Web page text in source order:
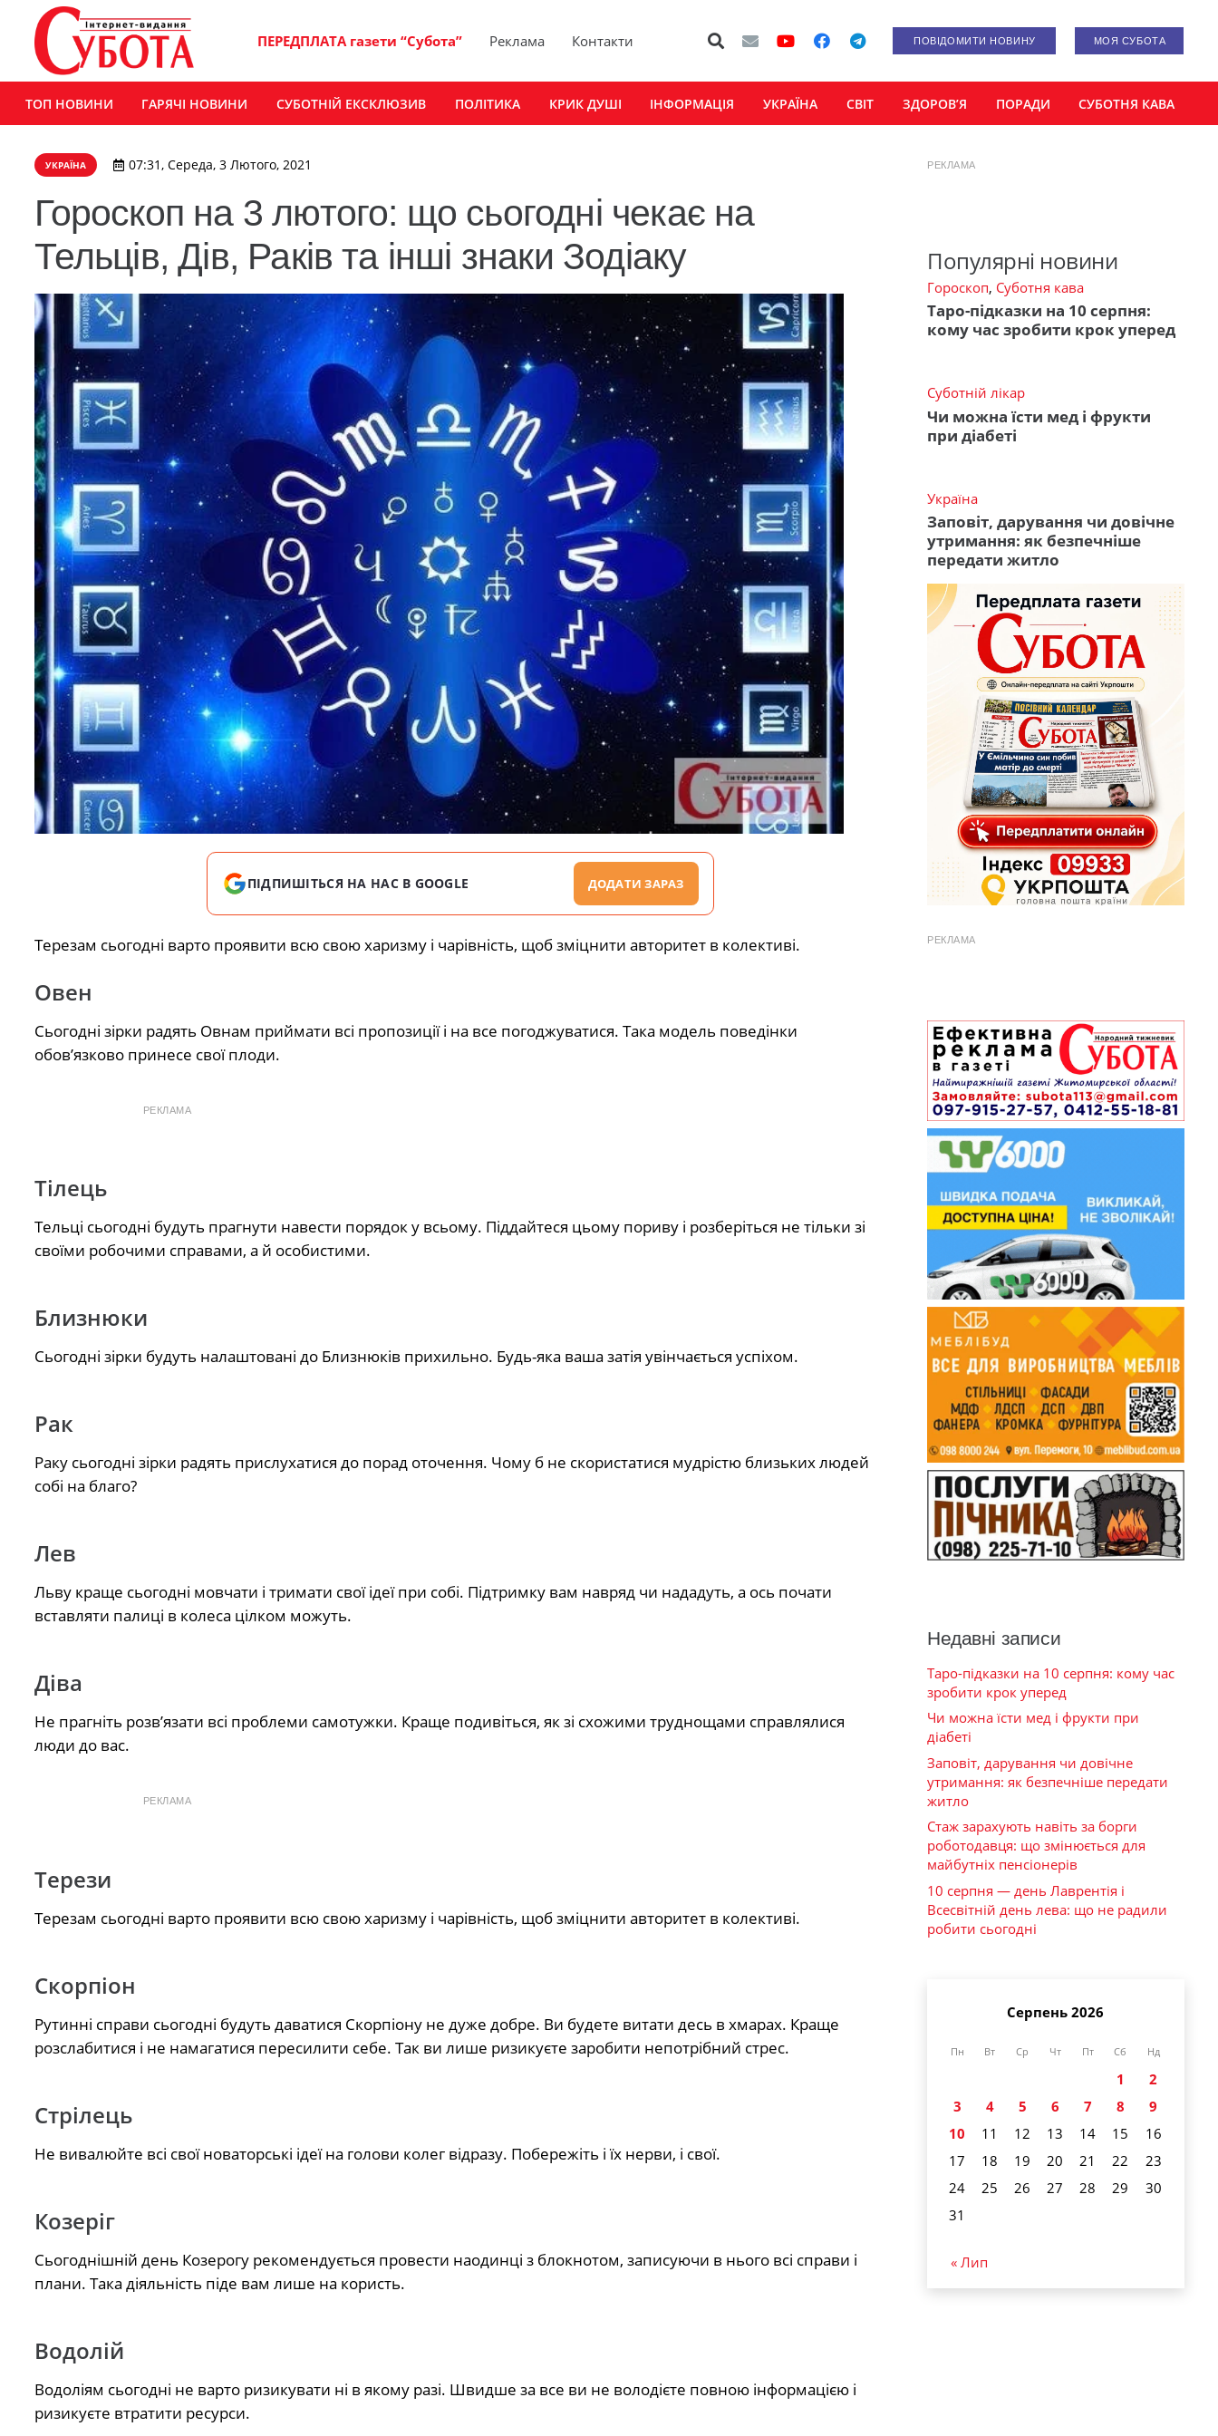
ПЕРЕДПЛАТА газети “Субота” Реклама Контакти ПОВІДОМИТИ НОВИНУ МОЯ СУБОТА
ТОП НОВИНИ ГАРЯЧІ НОВИНИ СУБОТНІЙ ЕКСКЛЮЗИВ ПОЛІТИКА КРИК ДУШІ ІНФОРМАЦІЯ УКРАЇНА СВІТ ЗДОРОВ’Я ПОРАДИ СУБОТНЯ КАВА
УКРАЇНА 07:31, Середа, 3 Лютого, 2021
Гороскоп на 3 лютого: що сьогодні чекає на
Тельців, Дів, Раків та інші знаки Зодіаку
ПІДПИШІТЬСЯ НА НАС В GOOGLE ДОДАТИ ЗАРАЗ
Терезам сьогодні варто проявити всю свою харизму і чарівність, щоб зміцнити авторитет в колективі.
Овен
Сьогодні зірки радять Овнам приймати всі пропозиції і на все погоджуватися. Така модель поведінки
обов’язково принесе свої плоди.
РЕКЛАМА
Тілець
Тельці сьогодні будуть прагнути навести порядок у всьому. Піддайтеся цьому пориву і розберіться не тільки зі
своїми робочими справами, а й особистими.
Близнюки
Сьогодні зірки будуть налаштовані до Близнюків прихильно. Будь-яка ваша затія увінчається успіхом.
Рак
Раку сьогодні зірки радять прислухатися до порад оточення. Чому б не скористатися мудрістю близьких людей
собі на благо?
Лев
Льву краще сьогодні мовчати і тримати свої ідеї при собі. Підтримку вам навряд чи нададуть, а ось почати
вставляти палиці в колеса цілком можуть.
Діва
Не прагніть розв’язати всі проблеми самотужки. Краще подивіться, як зі схожими труднощами справлялися
люди до вас.
РЕКЛАМА
Терези
Терезам сьогодні варто проявити всю свою харизму і чарівність, щоб зміцнити авторитет в колективі.
Скорпіон
Рутинні справи сьогодні будуть даватися Скорпіону не дуже добре. Ви будете витати десь в хмарах. Краще
розслабитися і не намагатися пересилити себе. Так ви лише ризикуєте заробити непотрібний стрес.
Стрілець
Не вивалюйте всі свої новаторські ідеї на голови колег відразу. Побережіть і їх нерви, і свої.
Козеріг
Сьогоднішній день Козерогу рекомендується провести наодинці з блокнотом, записуючи в нього всі справи і
плани. Така діяльність піде вам лише на користь.
Водолій
Водоліям сьогодні не варто ризикувати ні в якому разі. Швидше за все ви не володієте повною інформацією і
ризикуєте втратити ресурси.
РЕКЛАМА
Популярні новини
Гороскоп, Суботня кава
Таро-підказки на 10 серпня:
кому час зробити крок уперед
Суботній лікар
Чи можна їсти мед і фрукти
при діабеті
Україна
Заповіт, дарування чи довічне
утримання: як безпечніше
передати житло
РЕКЛАМА
Недавні записи
Таро-підказки на 10 серпня: кому час
зробити крок уперед
Чи можна їсти мед і фрукти при
діабеті
Заповіт, дарування чи довічне
утримання: як безпечніше передати
житло
Стаж зарахують навіть за борги
роботодавця: що змінюється для
майбутніх пенсіонерів
10 серпня — день Лаврентія і
Всесвітній день лева: що не радили
робити сьогодні
Серпень 2026
Пн Вт Ср Чт Пт Сб Нд
1
2
3
4 5 6 7 8
9
10
11 12 13 14 15
16
17
18 19 20 21 22
23
24
25 26 27 28 29
30
31
« Лип